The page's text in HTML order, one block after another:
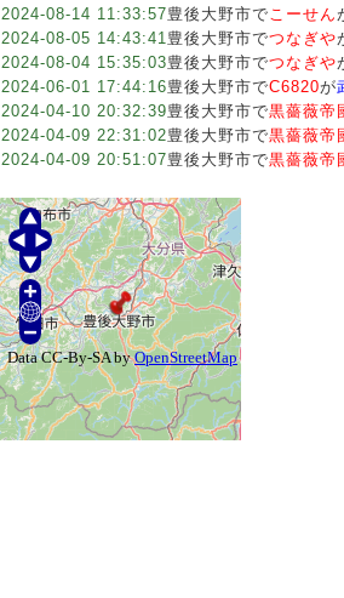
2024-08-14 11:33:57豊後大野市でこーせん
2024-08-05 14:43:41豊後大野市でつなぎや
2024-08-04 15:35:03豊後大野市でつなぎや
2024-06-01 17:44:16豊後大野市でC6820が
2024-04-10 20:32:39豊後大野市で黒薔薇帝
2024-04-09 22:31:02豊後大野市で黒薔薇帝
2024-04-09 20:51:07豊後大野市で黒薔薇帝